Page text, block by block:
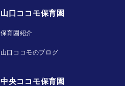
山口ココモ保育園
保育園紹介
山口ココモのブログ
中央ココモ保育園